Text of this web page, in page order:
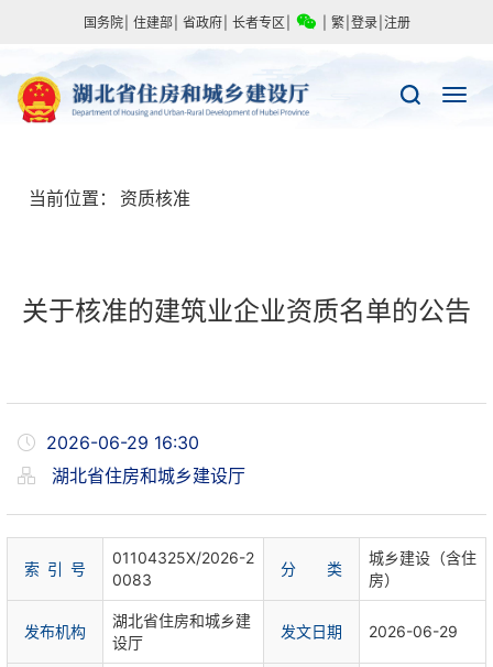
国务院 住建部 省政府 长者专区 繁 登录 注册
当前位置： 资质核准
关于核准的建筑业企业资质名单的公告
2026-06-29 16:30
湖北省住房和城乡建设厅
索 引 号
01104325X/2026-2
0083
分 类
城乡建设（含住
房）
发布机构
湖北省住房和城乡建
设厅
发文日期 2026-06-29